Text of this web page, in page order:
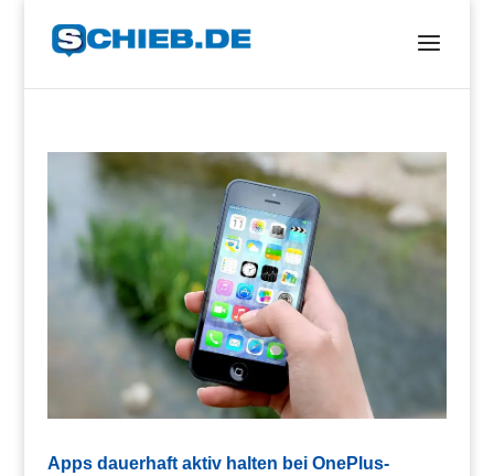
Apps dauerhaft aktiv halten bei OnePlus-